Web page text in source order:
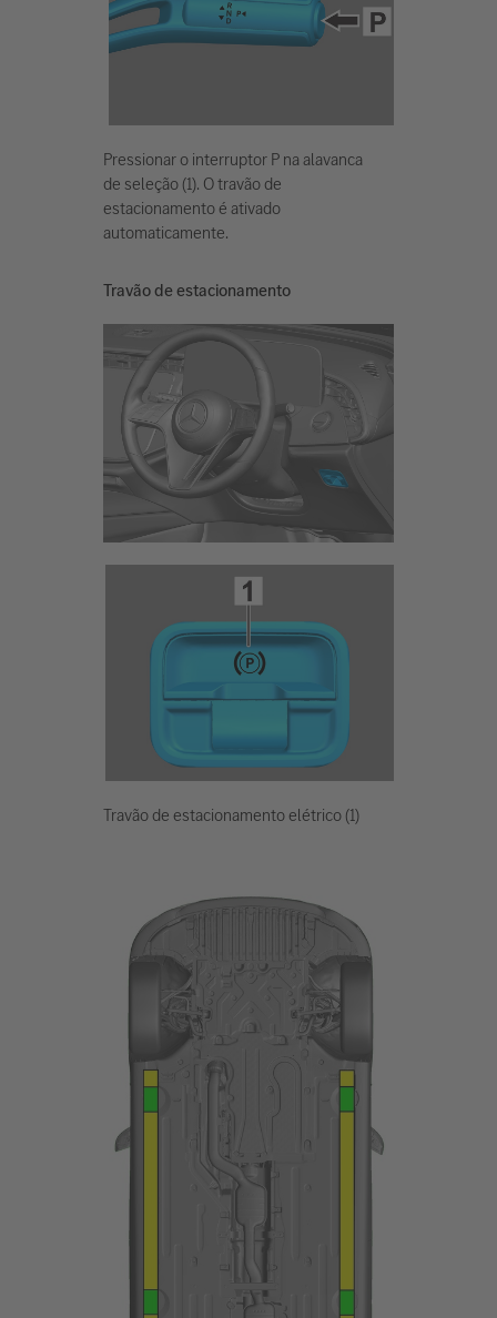
Pressionar o interruptor P na alavanca
de seleção (1). O travão de
estacionamento é ativado
automaticamente.
Travão de estacionamento
Travão de estacionamento elétrico (1)